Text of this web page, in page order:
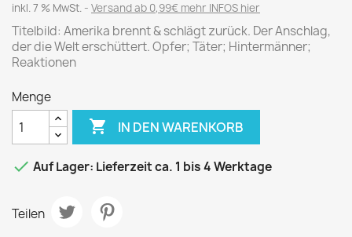
inkl. 7 % MwSt. Versand ab 0,99€ mehr INFOS hier
Titelbild: Amerika brennt & schlägt zurück. Der Anschlag,
der die Welt erschüttert. Opfer; Täter; Hintermänner;
Reaktionen
Menge
 IN DEN WARENKORB
 Auf Lager: Lieferzeit ca. 1 bis 4 Werktage
Teilen